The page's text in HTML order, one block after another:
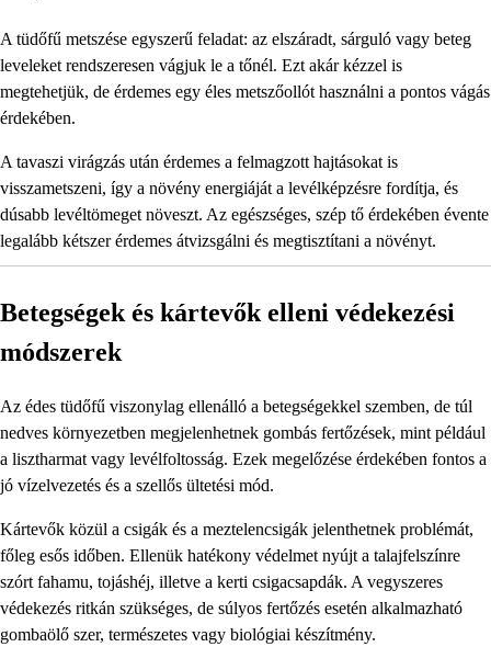
A tüdőfű metszése egyszerű feladat: az elszáradt, sárguló vagy beteg
leveleket rendszeresen vágjuk le a tőnél. Ezt akár kézzel is
megtehetjük, de érdemes egy éles metszőollót használni a pontos vágás
érdekében.
A tavaszi virágzás után érdemes a felmagzott hajtásokat is
visszametszeni, így a növény energiáját a levélképzésre fordítja, és
dúsabb levéltömeget növeszt. Az egészséges, szép tő érdekében évente
legalább kétszer érdemes átvizsgálni és megtisztítani a növényt.
Betegségek és kártevők elleni védekezési
módszerek
Az édes tüdőfű viszonylag ellenálló a betegségekkel szemben, de túl
nedves környezetben megjelenhetnek gombás fertőzések, mint például
a lisztharmat vagy levélfoltosság. Ezek megelőzése érdekében fontos a
jó vízelvezetés és a szellős ültetési mód.
Kártevők közül a csigák és a meztelencsigák jelenthetnek problémát,
főleg esős időben. Ellenük hatékony védelmet nyújt a talajfelszínre
szórt fahamu, tojáshéj, illetve a kerti csigacsapdák. A vegyszeres
védekezés ritkán szükséges, de súlyos fertőzés esetén alkalmazható
gombaölő szer, természetes vagy biológiai készítmény.